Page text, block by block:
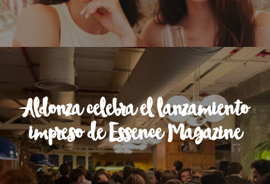
Aldonza celebra el lanzamiento
impreso de Essence Magazine